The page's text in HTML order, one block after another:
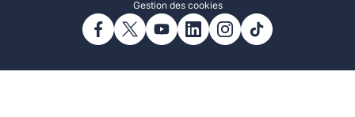
Gestion des cookies